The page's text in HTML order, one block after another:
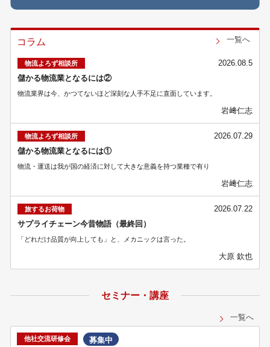
コラム
物流よろず相談所
2026.08.5
儲かる物流業となるには②
物流業界は今、かつてないほど深刻な人手不足に直面しています。
岩﨑仁志
物流よろず相談所
2026.07.29
儲かる物流業となるには①
物流・運送は我が国の経済に対して大きな意義を持つ業種で有り
岩﨑仁志
旅するお荷物
2026.07.22
サプライチェーン今昔物語（最終回）
「どれだけ品質が向上しても」と、メカニックは言った。
大原 欽也
一覧へ
セミナー・講座
一覧へ
他社交流研修会
募集中